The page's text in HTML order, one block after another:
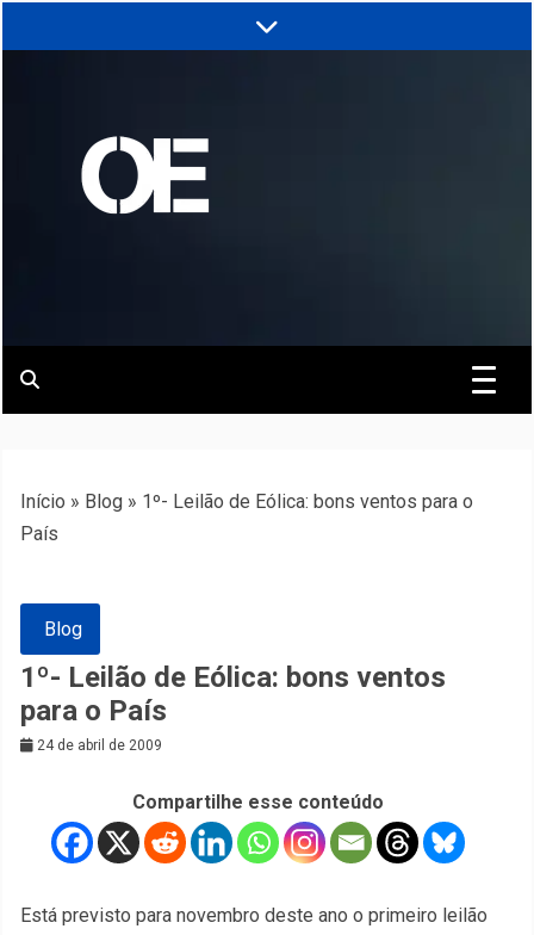
to
Revista | O
Empreiteiro
Início » Blog » 1º- Leilão de Eólica: bons ventos para o
País
Blog
1º- Leilão de Eólica: bons ventos
para o País
24 de abril de 2009
Compartilhe esse conteúdo
Está previsto para novembro deste ano o primeiro leilão